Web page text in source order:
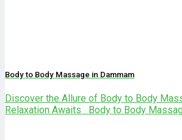
Body to Body Massage in Dammam
Discover the Allure of Body to Body
Relaxation Awaits Body to Body